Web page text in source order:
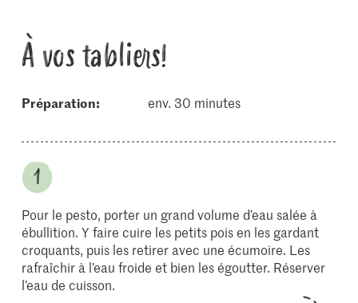
À vos tabliers!
Préparation: env. 30 minutes
Pour le pesto, porter un grand volume d’eau salée à
ébullition. Y faire cuire les petits pois en les gardant
croquants, puis les retirer avec une écumoire. Les
rafraîchir à l’eau froide et bien les égoutter. Réserver
l’eau de cuisson.